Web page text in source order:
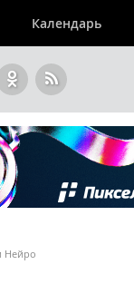
Календарь
Нейро